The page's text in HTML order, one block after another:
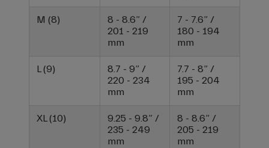
M (8)
8 - 8.6” /
201 - 219
mm
7 - 7.6” /
180 - 194
mm
L (9)
8.7 - 9” /
220 - 234
mm
7.7 - 8” /
195 - 204
mm
XL (10)
9.25 - 9.8” /
235 - 249
mm
8 - 8.6” /
205 - 219
mm